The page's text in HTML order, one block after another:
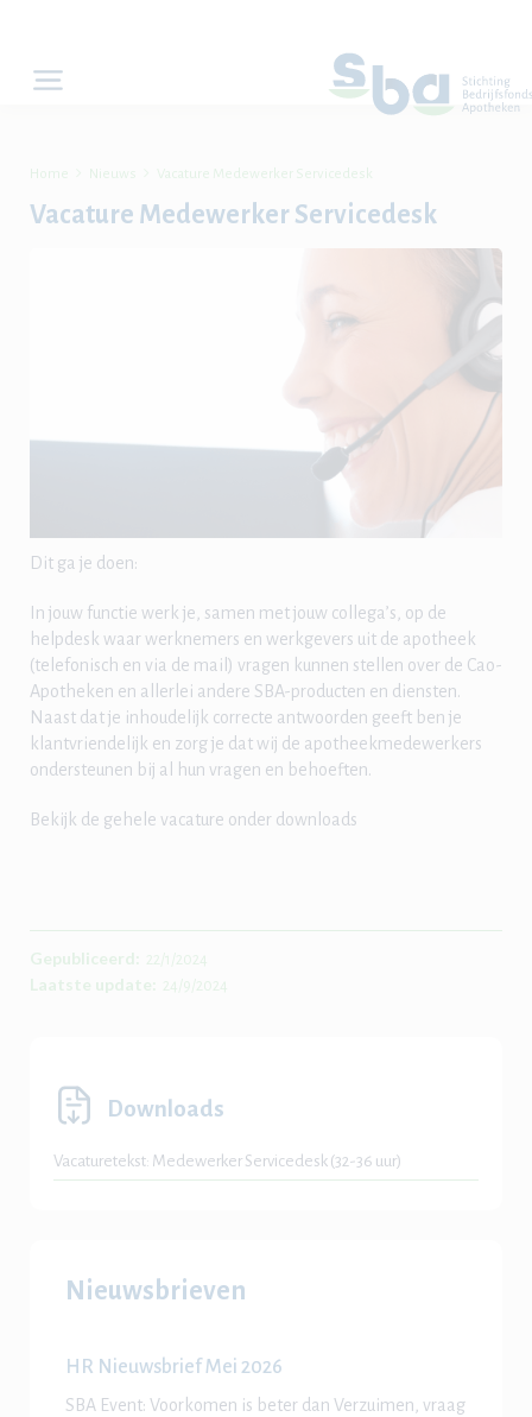
Home Nieuws Vacature Medewerker Servicedesk
Vacature Medewerker Servicedesk
Dit ga je doen:
In jouw functie werk je, samen met jouw collega’s, op de
helpdesk waar werknemers en werkgevers uit de apotheek
(telefonisch en via de mail) vragen kunnen stellen over de Cao-
Apotheken en allerlei andere SBA-producten en diensten.
Naast dat je inhoudelijk correcte antwoorden geeft ben je
klantvriendelijk en zorg je dat wij de apotheekmedewerkers
ondersteunen bij al hun vragen en behoeften.
Bekijk de gehele vacature onder downloads
Gepubliceerd: 22/1/2024
Laatste update: 24/9/2024
Downloads
Vacaturetekst: Medewerker Servicedesk (32-36 uur)
Nieuwsbrieven
HR Nieuwsbrief Mei 2026
SBA Event: Voorkomen is beter dan Verzuimen, vraag